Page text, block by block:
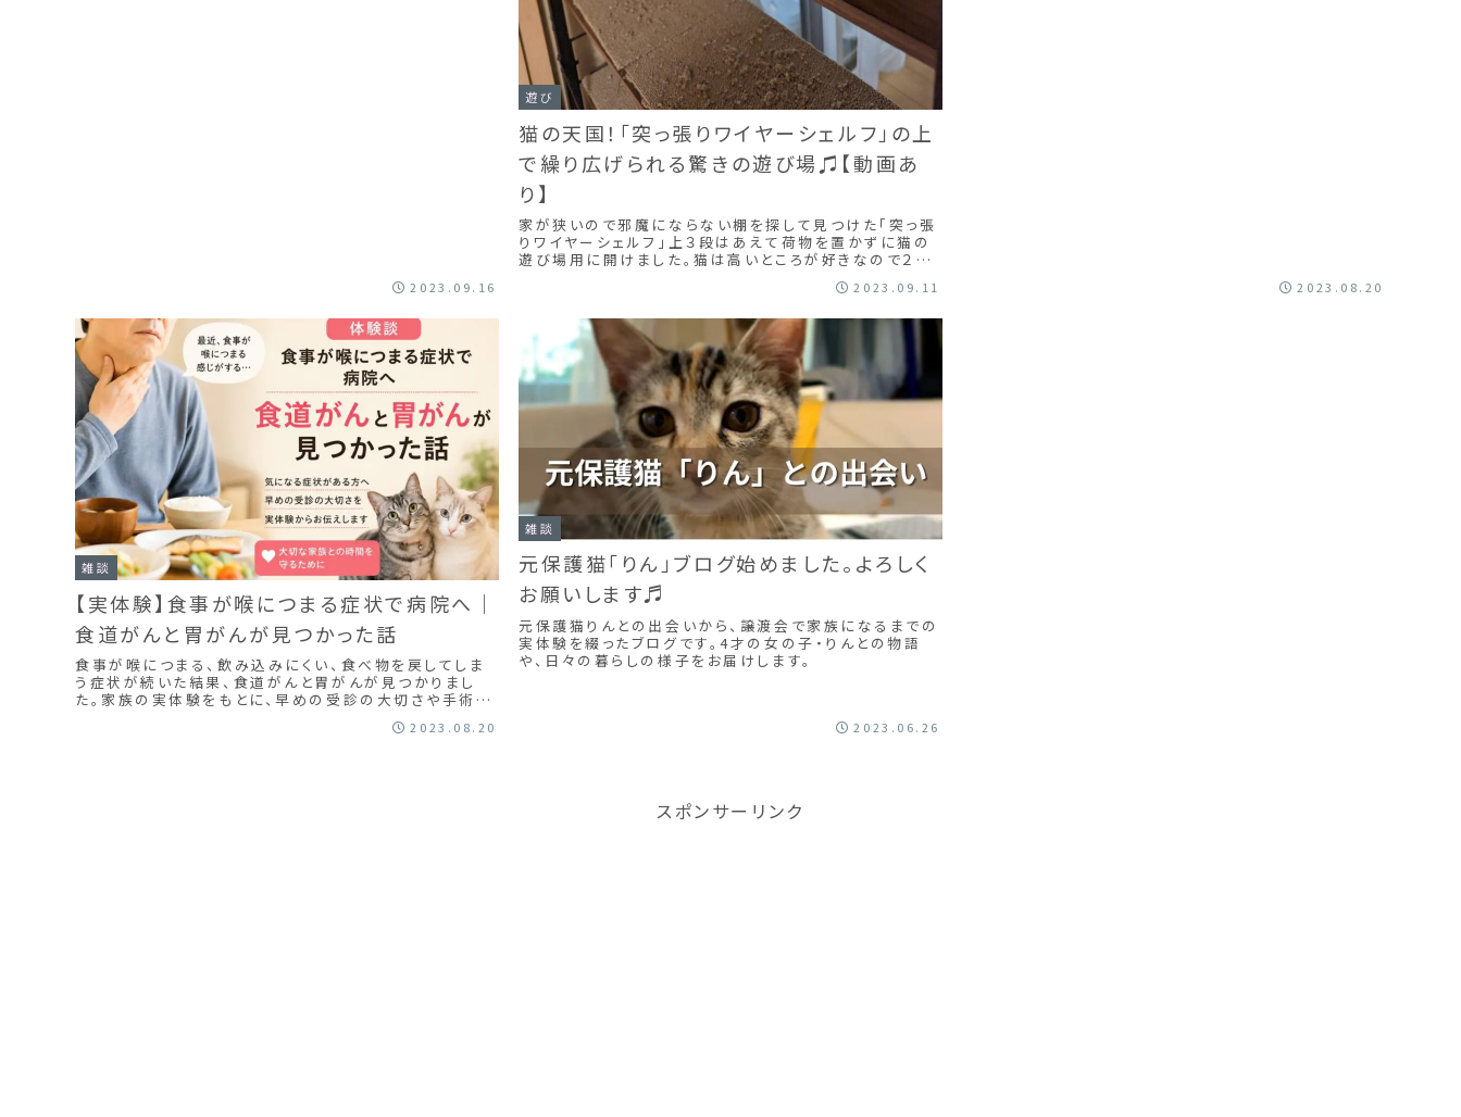
2023.09.16
遊び
猫の天国！「突っ張りワイヤーシェルフ」の上
で繰り広げられる驚きの遊び場♫【動画あ
り】
家が狭いので邪魔にならない棚を探して見つけた「突っ張
りワイヤーシェルフ」上３段はあえて荷物を置かずに猫の
遊び場用に開けました。猫は高いところが好きなので２匹
で寝たり追いかけっこしたり♪いい遊び場になって運動不
足解消です。簡単に追加したりできるので、丁度いいです
2023.09.11 2023.08.20
雑談
【実体験】食事が喉につまる症状で病院へ｜
食道がんと胃がんが見つかった話
食事が喉につまる、飲み込みにくい、食べ物を戻してしま
う症状が続いた結果、食道がんと胃がんが見つかりまし
た。家族の実体験をもとに、早めの受診の大切さや手術、
2023.08.20
雑談
元保護猫「りん」ブログ始めました。よろしく
お願いします♬
元保護猫りんとの出会いから、譲渡会で家族になるまでの
実体験を綴ったブログです。4才の女の子・りんとの物語
や、日々の暮らしの様子をお届けします。
2023.06.26
スポンサーリンク